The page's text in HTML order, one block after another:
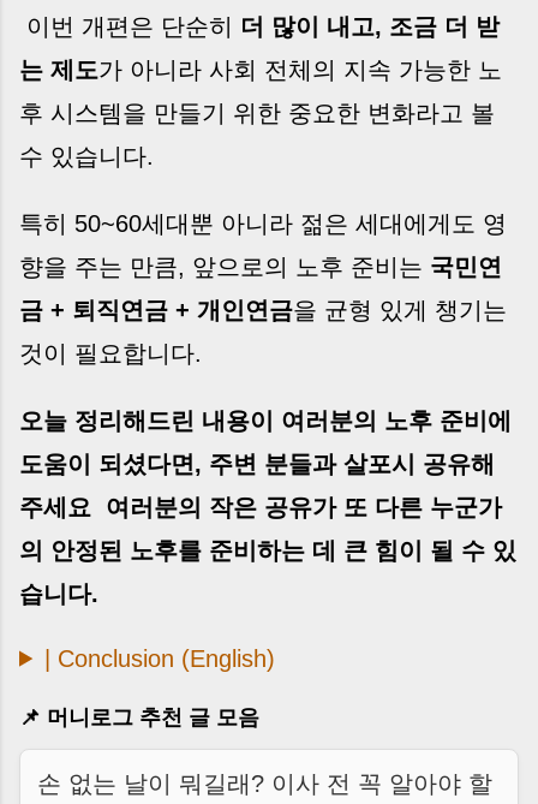
이번 개편은 단순히 더 많이 내고, 조금 더 받
는 제도가 아니라 사회 전체의 지속 가능한 노
후 시스템을 만들기 위한 중요한 변화라고 볼
수 있습니다.
특히 50~60세대뿐 아니라 젊은 세대에게도 영
향을 주는 만큼, 앞으로의 노후 준비는 국민연
금 + 퇴직연금 + 개인연금을 균형 있게 챙기는
것이 필요합니다.
오늘 정리해드린 내용이 여러분의 노후 준비에
도움이 되셨다면, 주변 분들과 살포시 공유해
주세요 여러분의 작은 공유가 또 다른 누군가
의 안정된 노후를 준비하는 데 큰 힘이 될 수 있
습니다.
| Conclusion (English)
📌 머니로그 추천 글 모음
손 없는 날이 뭐길래? 이사 전 꼭 알아야 할